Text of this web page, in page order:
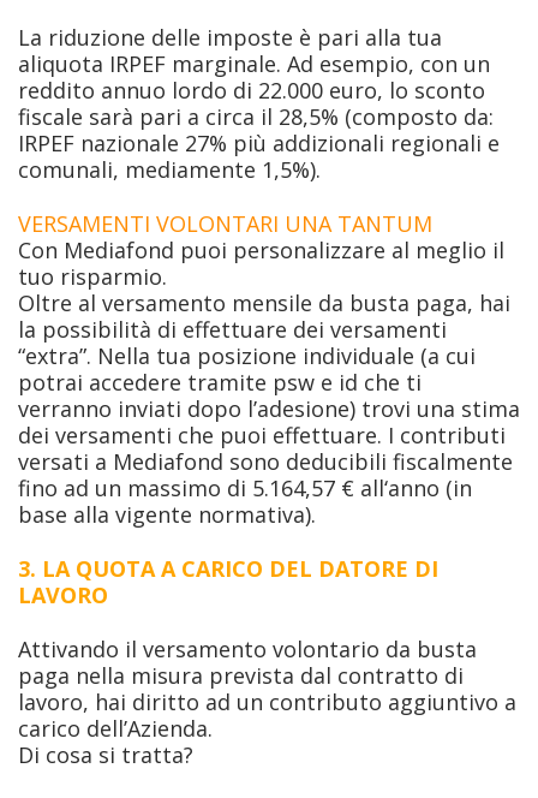
La riduzione delle imposte è pari alla tua
aliquota IRPEF marginale. Ad esempio, con un
reddito annuo lordo di 22.000 euro, lo sconto
fiscale sarà pari a circa il 28,5% (composto da:
IRPEF nazionale 27% più addizionali regionali e
comunali, mediamente 1,5%).
VERSAMENTI VOLONTARI UNA TANTUM
Con Mediafond puoi personalizzare al meglio il
tuo risparmio.
Oltre al versamento mensile da busta paga, hai
la possibilità di effettuare dei versamenti
“extra”. Nella tua posizione individuale (a cui
potrai accedere tramite psw e id che ti
verranno inviati dopo l’adesione) trovi una stima
dei versamenti che puoi effettuare. I contributi
versati a Mediafond sono deducibili fiscalmente
fino ad un massimo di 5.164,57 € all‘anno (in
base alla vigente normativa).
3. LA QUOTA A CARICO DEL DATORE DI
LAVORO
Attivando il versamento volontario da busta
paga nella misura prevista dal contratto di
lavoro, hai diritto ad un contributo aggiuntivo a
carico dell’Azienda.
Di cosa si tratta?